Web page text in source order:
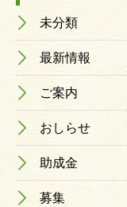
未分類
最新情報
ご案内
おしらせ
助成金
募集